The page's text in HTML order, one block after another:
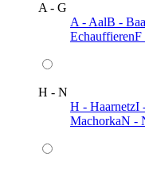
A - G
A - AalB -
EchauffierenF
H - N
H - HaarnetzI
MachorkaN -